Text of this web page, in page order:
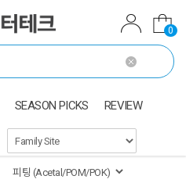
0
SEASON PICKS REVIEW